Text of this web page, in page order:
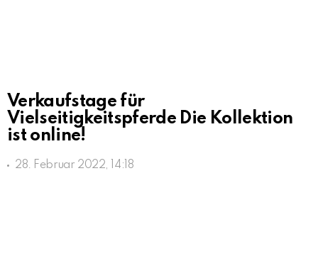
Verkaufstage für
Vielseitigkeitspferde Die Kollektion
ist online!
28. Februar 2022, 14:18